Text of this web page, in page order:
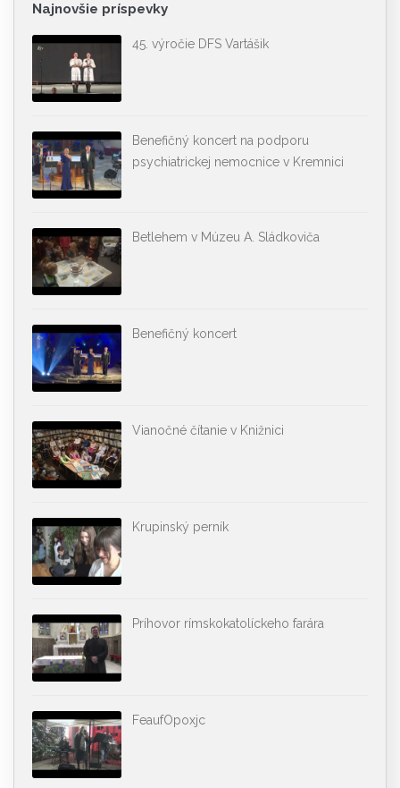
Najnovšie príspevky
45. výročie DFS Vartášik
Benefičný koncert na podporu
psychiatrickej nemocnice v Kremnici
Betlehem v Múzeu A. Sládkoviča
Benefičný koncert
Vianočné čítanie v Knižnici
Krupinský perník
Príhovor rímskokatolíckeho farára
FeaufOpoxjc